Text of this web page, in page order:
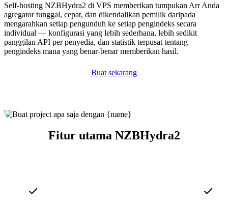
Self-hosting NZBHydra2 di VPS memberikan tumpukan Arr Anda
agregator tunggal, cepat, dan dikendalikan pemilik daripada
mengarahkan setiap pengunduh ke setiap pengindeks secara
individual — konfigurasi yang lebih sederhana, lebih sedikit
panggilan API per penyedia, dan statistik terpusat tentang
pengindeks mana yang benar-benar memberikan hasil.
Buat sekarang
Fitur utama NZBHydra2